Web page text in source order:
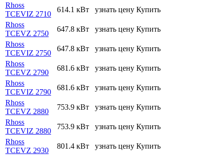
Rhoss
TCEVIZ 2710
614.1 кВт узнать цену Купить
Rhoss
TCEVZ 2750
647.8 кВт узнать цену Купить
Rhoss
TCEVIZ 2750
647.8 кВт узнать цену Купить
Rhoss
TCEVZ 2790
681.6 кВт узнать цену Купить
Rhoss
TCEVIZ 2790
681.6 кВт узнать цену Купить
Rhoss
TCEVZ 2880
753.9 кВт узнать цену Купить
Rhoss
TCEVIZ 2880
753.9 кВт узнать цену Купить
Rhoss
TCEVZ 2930
801.4 кВт узнать цену Купить